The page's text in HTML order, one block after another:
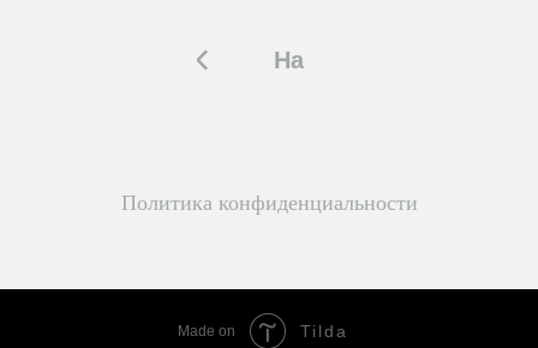
На
Политика конфиденциальности
Made on Tilda